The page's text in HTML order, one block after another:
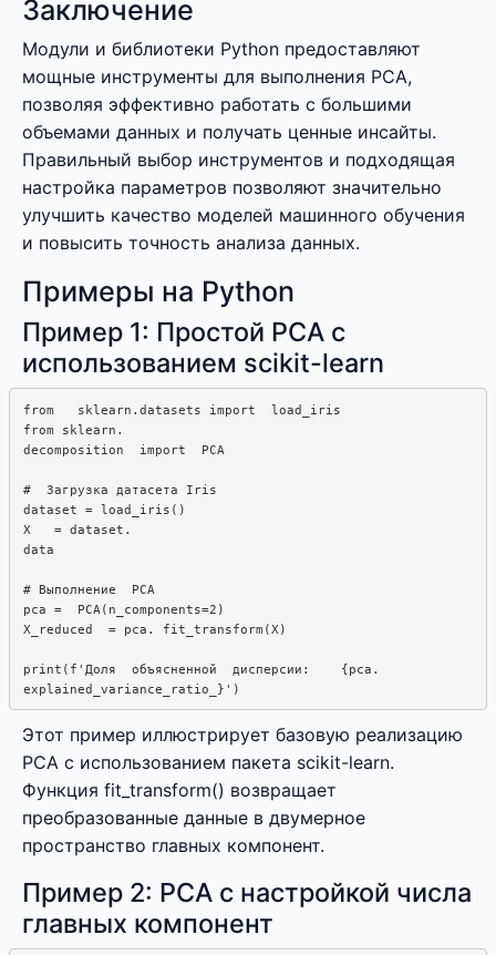
Заключение
Модули и библиотеки Python предоставляют
мощные инструменты для выполнения PCA,
позволяя эффективно работать с большими
объемами данных и получать ценные инсайты.
Правильный выбор инструментов и подходящая
настройка параметров позволяют значительно
улучшить качество моделей машинного обучения
и повысить точность анализа данных.
Примеры на Python
Пример 1: Простой PCA с
использованием scikit-learn
from   sklearn.datasets import  load_iris
from sklearn.
decomposition  import  PCA
#  Загрузка датасета Iris
dataset = load_iris()
X   = dataset.
data
# Выполнение  PCA
pca =  PCA(n_components=2)
X_reduced  = pca. fit_transform(X)
print(f'Доля  объясненной  дисперсии:    {pca.
Этот пример иллюстрирует базовую реализацию
PCA с использованием пакета scikit-learn.
Функция fit_transform() возвращает
преобразованные данные в двумерное
пространство главных компонент.
Пример 2: PCA с настройкой числа
главных компонент